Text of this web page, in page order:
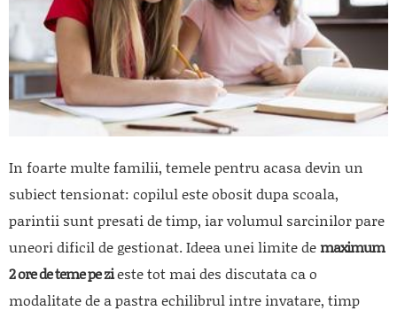
In foarte multe familii, temele pentru acasa devin un
subiect tensionat: copilul este obosit dupa scoala,
parintii sunt presati de timp, iar volumul sarcinilor pare
uneori dificil de gestionat. Ideea unei limite demaximum
2 ore de teme pe zieste tot mai des discutata ca o
modalitate de a pastra echilibrul intre invatare, timp